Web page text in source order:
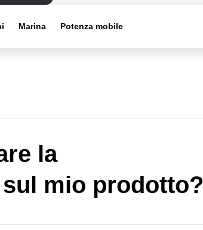
Marina Potenza mobile
la
mio prodotto?